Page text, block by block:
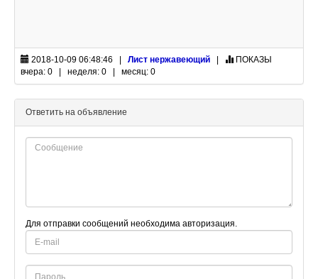
2018-10-09 06:48:46 | Лист нержавеющий
ПОКАЗЫ
вчера: 0 | неделя: 0 | месяц: 0
Ответить на объявление
Для отправки сообщений необходима авторизация.
E-
mail
Password